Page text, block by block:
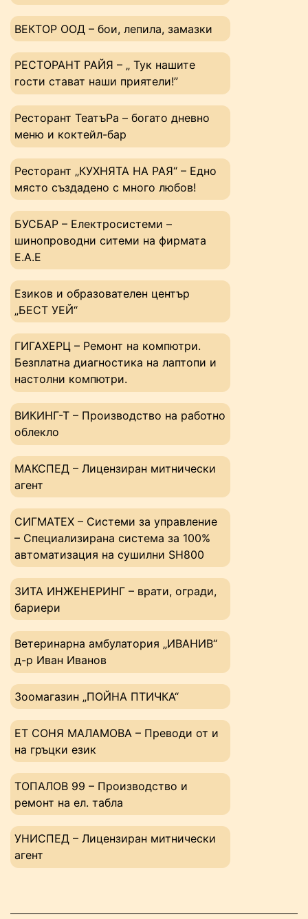
ВЕКТОР ООД – бои, лепила, замазки
РЕСТОРАНТ РАЙЯ – „ Тук нашите
гости стават наши приятели!”
Ресторант ТеатъРа – богато дневно
меню и коктейл-бар
Ресторант „КУХНЯТА НА РАЯ“ – Едно
място създадено с много любов!
БУСБАР – Електросистеми –
шинопроводни ситеми на фирмата
Е.А.Е
Езиков и образователен център
„БЕСТ УЕЙ“
ГИГАХЕРЦ – Ремонт на компютри.
Безплатна диагностика на лаптопи и
настолни компютри.
ВИКИНГ-Т – Производство на работно
облекло
МАКСПЕД – Лицензиран митнически
агент
СИГМАТЕХ – Системи за управление
– Специализирана система за 100%
автоматизация на сушилни SH800
ЗИТА ИНЖЕНЕРИНГ – врати, огради,
бариери
Ветеринарна амбулатория „ИВАНИВ“
д-р Иван Иванов
Зоомагазин „ПОЙНА ПТИЧКА“
ЕТ СОНЯ МАЛАМОВА – Преводи от и
на гръцки език
ТОПАЛОВ 99 – Производство и
ремонт на ел. табла
УНИСПЕД – Лицензиран митнически
агент